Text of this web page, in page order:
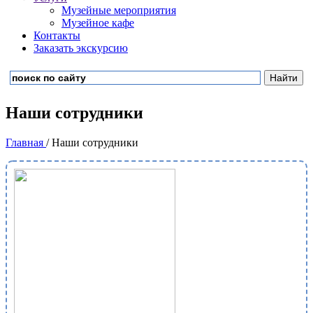
Музейные мероприятия
Музейное кафе
Контакты
Заказать экскурсию
Наши сотрудники
Главная / Наши сотрудники